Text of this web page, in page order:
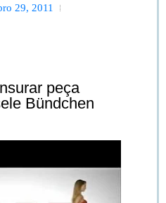
29, 2011
peça
Bündchen